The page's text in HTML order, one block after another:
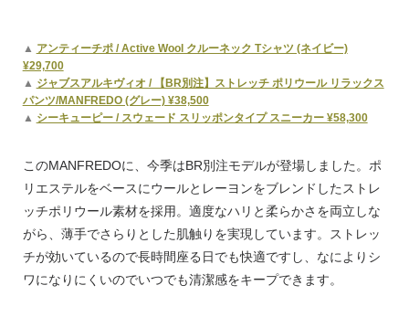
▲ アンティーチポ / Active Wool クルーネック Tシャツ (ネイビー)
¥29,700
▲ ジャブスアルキヴィオ / 【BR別注】ストレッチ ポリウール リラックス
パンツ/MANFREDO (グレー) ¥38,500
▲ シーキューピー / スウェード スリッポンタイプ スニーカー ¥58,300
このMANFREDOに、今季はBR別注モデルが登場しました。ポ
リエステルをベースにウールとレーヨンをブレンドしたストレ
ッチポリウール素材を採用。適度なハリと柔らかさを両立しな
がら、薄手でさらりとした肌触りを実現しています。ストレッ
チが効いているので長時間座る日でも快適ですし、なによりシ
ワになりにくいのでいつでも清潔感をキープできます。